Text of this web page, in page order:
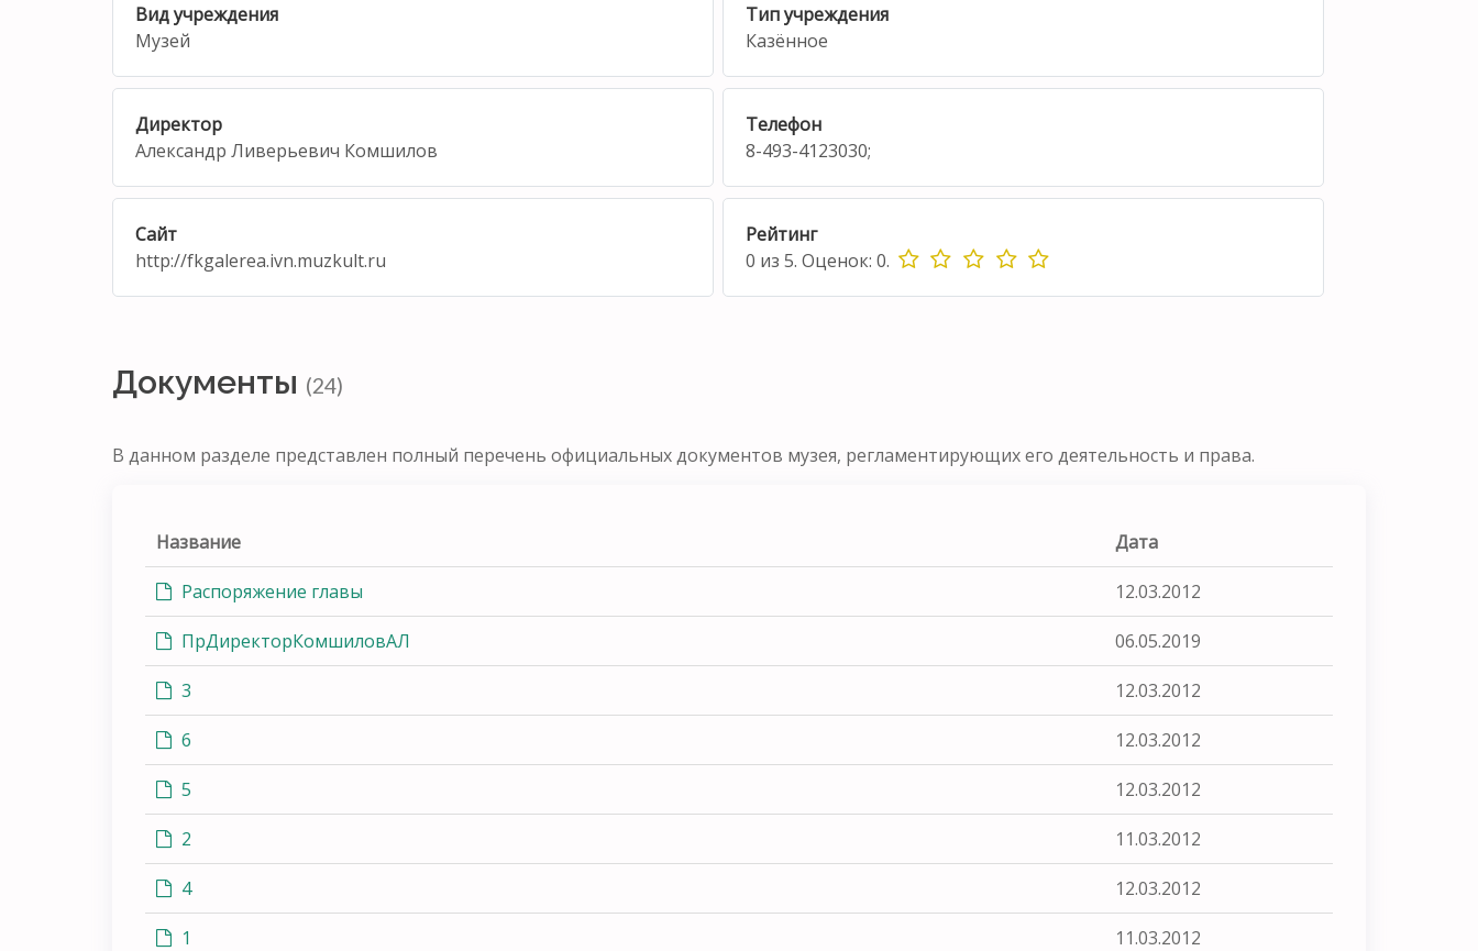
Вид учреждения
Музей
Тип учреждения
Казённое
Директор
Александр Ливерьевич Комшилов
Телефон
8-493-4123030;
Сайт
http://fkgalerea.ivn.muzkult.ru
Рейтинг
0 из5. Оценок:0.
Документы (24)
В данном разделе представлен полный перечень официальных документов музея, регламентирующих его деятельность и права.
Название Дата
Распоряжение главы 12.03.2012
ПрДиректорКомшиловАЛ 06.05.2019
3 12.03.2012
6 12.03.2012
5 12.03.2012
2 11.03.2012
4 12.03.2012
1 11.03.2012